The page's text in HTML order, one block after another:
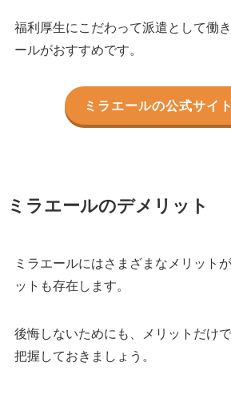
福利厚生にこだわって派遣として働
ールがおすすめです。
ミラエールの公式サイ
ミラエールのデメリット
ミラエールにはさまざまなメリット
ットも存在します。
後悔しないためにも、メリットだけ
把握しておきましょう。